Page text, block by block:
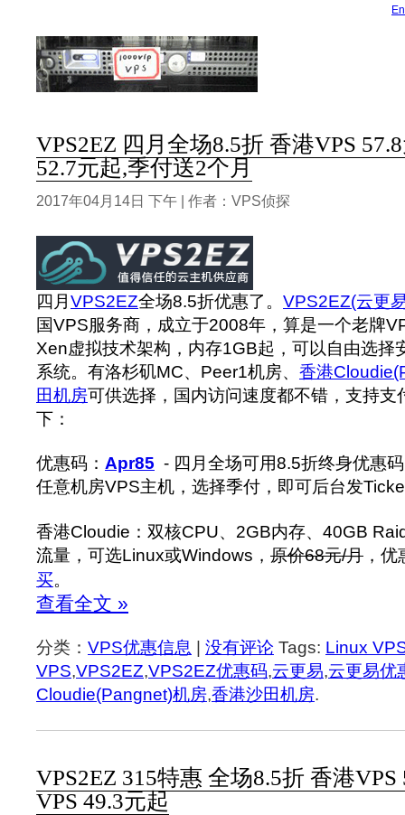
VPS2EZ 四月全场8.5折 香港VPS
52.7元起,季付送2个月
2017年04月14日 下午 | 作者：VPS侦探
四月VPS2EZ全场8.5折优惠了。 VPS2EZ(云更
国VPS服务商，成立于2008年，算是一个老牌
Xen虚拟技术架构，内存1GB起，可以自由选择
系统。有洛杉矶MC、Peer1机房、 香港
田机房可供选择，国内访问速度都不错，支持支
下：
优惠码： Apr85 - 四月全场可用8.5折终身优惠
任意机房VPS主机，选择季付，即可后台发
香港Cloudie：双核CPU、2GB内存、40GB
流量，可选Linux或Windows， 原价68元/月 ，
买。
查看全文 »
分类： VPS优惠信息 没有评论 Tags: Linux
VPS,VPS2EZ,VPS2EZ优惠码,云更易,云更易优
Cloudie(Pangnet)机房,香港沙田机房.
VPS2EZ 315特惠 全场8.5折 香港
VPS 49.3元起